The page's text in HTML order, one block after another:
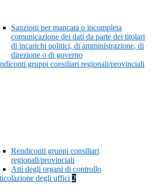
Sanzioni per mancata o incompleta
comunicazione dei dati da parte dei titolari
di incarichi politici, di amministrazione, di
direzione o di governo
gruppi consiliari regionali/provinciali
Rendiconti gruppi consiliari
regionali/provinciali
Atti degli organi di controllo
degli uffici 2